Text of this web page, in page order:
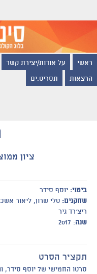
ראשי על אודות/יצירת קשר
הרצאות תסריט.ים
ציון
בימוי: יוסף סידר
שחקנים: טלי שרון, ליאור
ריצ׳רד גיר
שנה: 2017
תקציר הסרט
סרטו החמישי של יוסף סידר,